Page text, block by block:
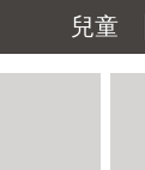
Utility
Menu
兒童